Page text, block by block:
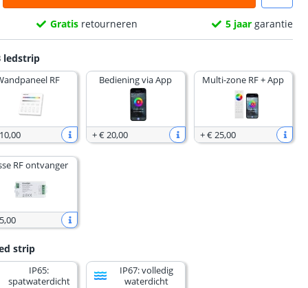
Gratis retourneren 5 jaargarantie
ledstrip
RF
,00
Bediening via App
+€ 20,00
Multi-zone RF + App
+€ 25,00
RF ontvanger
,00
strip
IP65:
spatwaterdicht
IP67: volledig
waterdicht